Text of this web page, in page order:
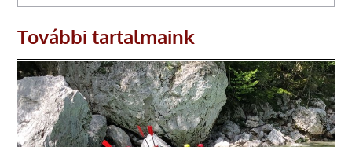
További tartalmaink